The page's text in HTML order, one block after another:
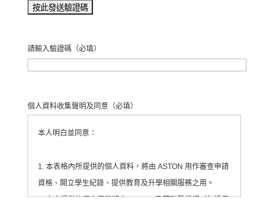
請輸入驗證碼（必填）
個人資料收集聲明及同意（必填）
本人明白並同意：
1. 本表格內所提供的個人資料，將由 ASTON 用作審查申請
資格、開立學生紀錄、提供教育及升學相關服務之用。
2. 本人提供的個人資料將由 ASTON 及其聯繫機構（包括但